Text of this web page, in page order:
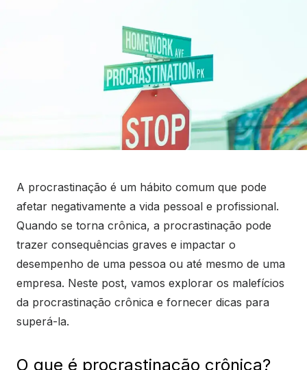
A procrastinação é um hábito comum que pode
afetar negativamente a vida pessoal e profissional.
Quando se torna crônica, a procrastinação pode
trazer consequências graves e impactar o
desempenho de uma pessoa ou até mesmo de uma
empresa. Neste post, vamos explorar os malefícios
da procrastinação crônica e fornecer dicas para
superá-la.
O que é procrastinação crônica?